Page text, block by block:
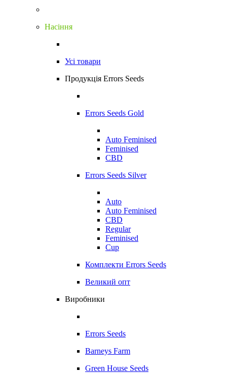
Насіння
Усі товари
Продукція Errors Seeds
Errors Seeds Gold
Auto Feminised
Feminised
CBD
Errors Seeds Silver
Auto
Auto Feminised
CBD
Regular
Feminised
Cup
Комплекти Errors Seeds
Великий опт
Виробники
Errors Seeds
Barneys Farm
Green House Seeds